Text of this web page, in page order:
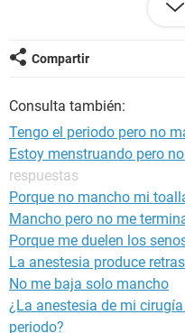
Acaso se queda dentro del
sangre, pero igual, sólo
Compartir
Consulta también:
Tengo el periodo pero no
Estoy menstruando pero
respuestas
Porque no mancho mi
Mancho pero no me
Porque me duelen los
La anestesia produce
No me baja solo mancho
¿La anestesia de mi
periodo?